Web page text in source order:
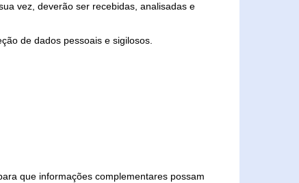
vez, deverão ser recebidas, analisadas e
de dados pessoais e sigilosos.
que informações complementares possam